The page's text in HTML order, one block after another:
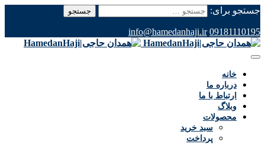
جستجو برای:
09181110195
info@hamedanhaji.ir
خانه
درباره ما
ارتباط با ما
وبلاگ
محصولات
سبد خرید
پرداخت